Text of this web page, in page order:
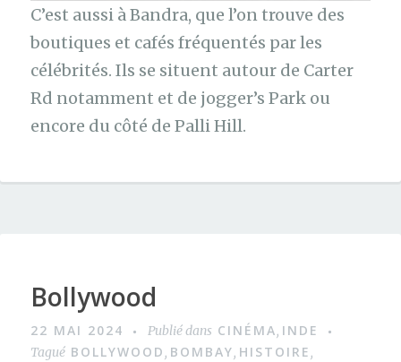
C’est aussi à Bandra, que l’on trouve des
boutiques et cafés fréquentés par les
célébrités. Ils se situent autour de Carter
Rd notamment et de jogger’s Park ou
encore du côté de Palli Hill.
Bollywood
22 MAI 2024 Publié dans CINÉMA, INDE
Tagué BOLLYWOOD, BOMBAY, HISTOIRE,